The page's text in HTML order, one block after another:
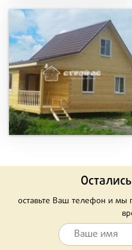
оставьте Ваш телефон и